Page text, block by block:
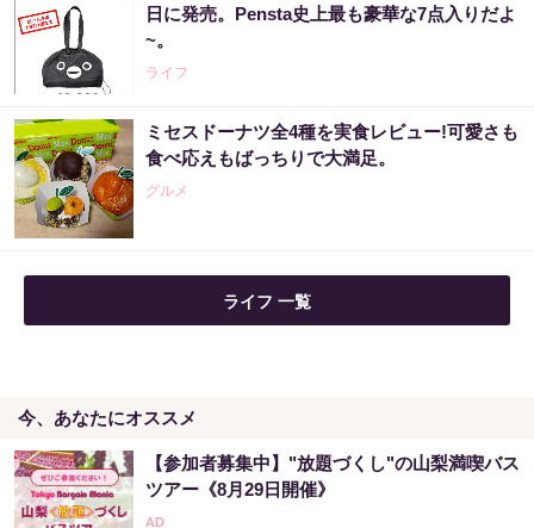
日に発売。Pensta史上最も豪華な7点入りだよ
~。
ライフ
ミセスドーナツ全4種を実食レビュー!可愛さも
食べ応えもばっちりで大満足。
グルメ
ライフ 一覧
今、あなたにオススメ
【参加者募集中】"放題づくし"の山梨満喫バス
ツアー《8月29日開催》